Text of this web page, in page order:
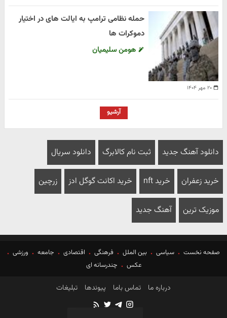
۲۰ مهر ۱۴۰۴
حمله نظامی ترامپ به ایالت های در اختیار
دموکرات ها
هومن سلیمیان
آرشیو
دانلود آهنگ جدید ثبت نام کالابرگ دانلود سریال
خرید زعفران خرید nft خرید اکانت گوگل ادز زرچین
موزیک ترین آهنگ جدید
صفحه نخست سیاسی بین الملل فرهنگی اقتصادی جامعه
ورزشی
عکس
چندرسانه ای
درباره ما تماس باما پیوندها تبلیغات